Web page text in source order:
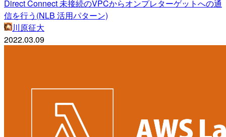
Direct Connect 未接続のVPCからオンプレターゲットへの通
信を行う(NLB 活用パターン)
川原征大
2022.03.09